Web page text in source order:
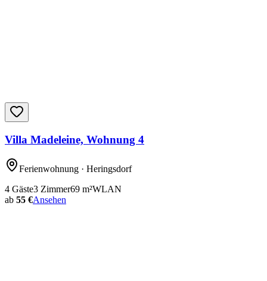
Villa Madeleine, Wohnung 4
Ferienwohnung · Heringsdorf
4 Gäste3 Zimmer69 m²WLAN
ab 55 €Ansehen